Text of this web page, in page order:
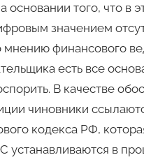
основании того, что в
значением
мнению финансового
есть все
В качестве
чиновники
кодекса РФ,
устанавливаются в